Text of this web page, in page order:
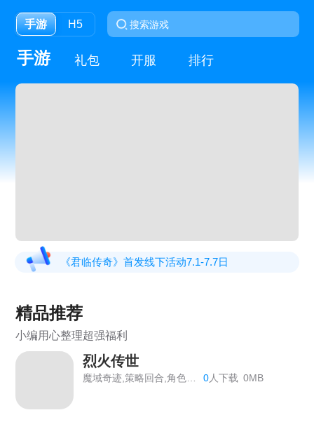
手游 H5
手游 礼包 开服 排行
《君临传奇》首发线下活动7.1-7.7日
《大唐盛世》线下返利活动
《虎符传奇》常驻线下充值返利活动
《狩猎幻想》线下返利
《战Online》首服开启
精品推荐
小编用心整理超强福利
烈火传世
魔域奇迹,策略回合,角色扮演 0人下载 0MB